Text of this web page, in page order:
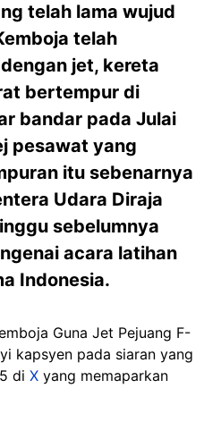
telah lama wujud
telah
jet, kereta
bertempur di
bandar pada Julai
pesawat yang
itu sebenarnya
Udara Diraja
sebelumnya
acara latihan
Indonesia.
Guna Jet Pejuang F-
kapsyen pada siaran yang
di X yang memaparkan